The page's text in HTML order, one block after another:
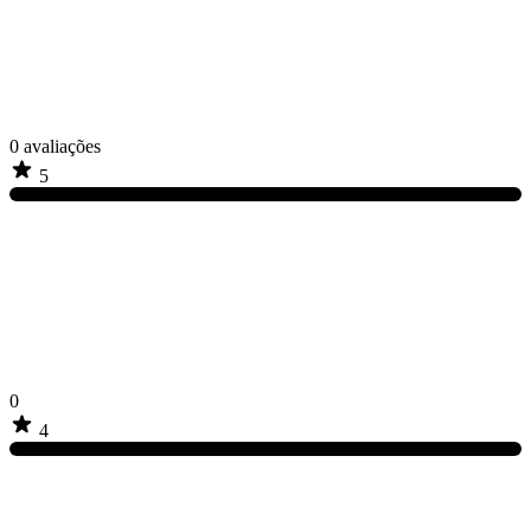
0 avaliações
5
0
4